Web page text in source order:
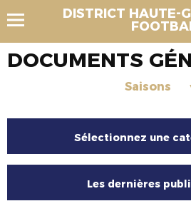
DISTRICT HAUTE-
DOCUMENTS
Saisons
Sélectionnez une
Les dernières